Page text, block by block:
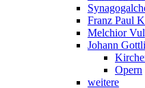
Franz Paul
Melchior
Johann
Opern
weitere